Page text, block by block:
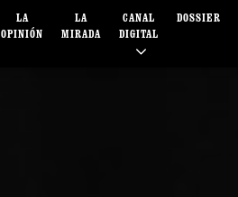
LA
OPINIÓN
LA
MIRADA
CANAL
DIGITAL
DOSSIER